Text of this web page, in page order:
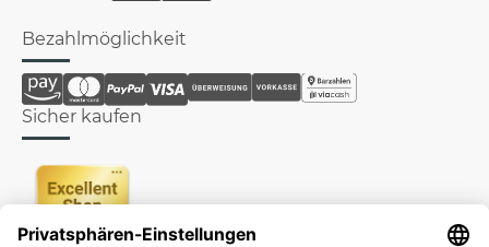
Bezahlmöglichkeit
Sicher kaufen